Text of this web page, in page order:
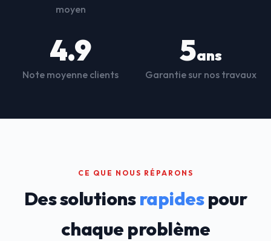
moyen
4.9
Note moyenne clients
5ans
Garantie sur nos travaux
CE QUE NOUS RÉPARONS
Des solutionsrapidespour
chaque problème